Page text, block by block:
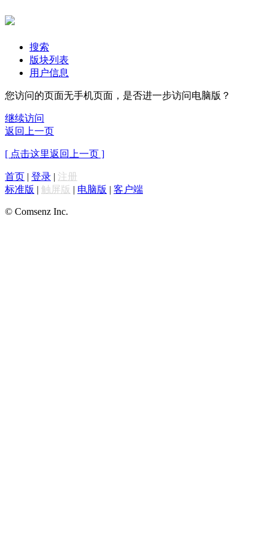
搜索
版块列表
用户信息
您访问的页面无手机页面，是否进一步访问电脑版？
继续访问
返回上一页
[ 点击这里返回上一页 ]
首页 | 登录 | 注册
标准版 | 触屏版 | 电脑版 | 客户端
© Comsenz Inc.